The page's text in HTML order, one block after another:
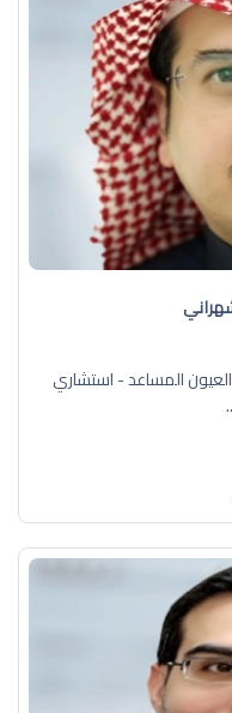
المساعد - استشاري